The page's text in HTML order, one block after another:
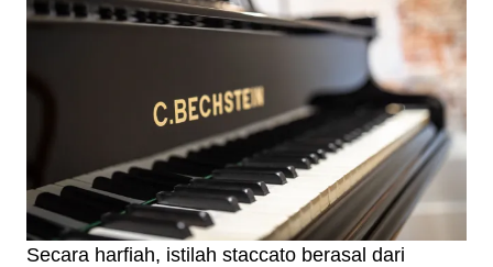
Secara harfiah, istilah staccato berasal dari